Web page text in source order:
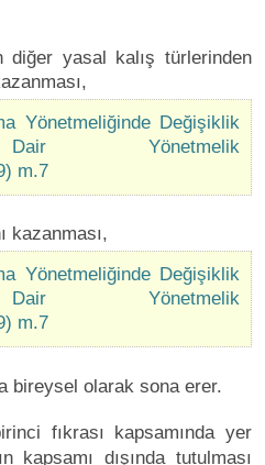
diğer yasal kalış türlerinden
Yönetmeliğinde Değişiklik
Dair Yönetmelik
m.7
kazanması,
Yönetmeliğinde Değişiklik
Dair Yönetmelik
m.7
bireysel olarak sona erer.
fıkrası kapsamında yer
kapsamı dışında tutulması